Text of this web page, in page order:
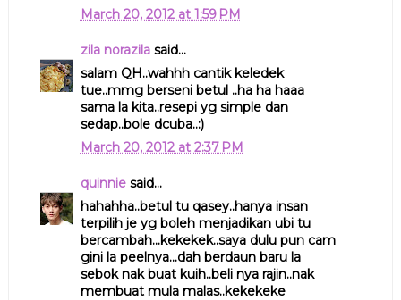
March 20, 2012 at 1:59 PM
zila norazilasaid...
salam QH..wahhh cantik keledek
tue..mmg berseni betul ..ha ha haaa
sama la kita..resepi yg simple dan
sedap..bole dcuba..:)
March 20, 2012 at 2:37 PM
quinniesaid...
hahahha..betul tu qasey..hanya insan
terpilih je yg boleh menjadikan ubi tu
bercambah...kekekek..saya dulu pun cam
gini la peelnya...dah berdaun baru la
sebok nak buat kuih..beli nya rajin..nak
membuat mula malas..kekekeke